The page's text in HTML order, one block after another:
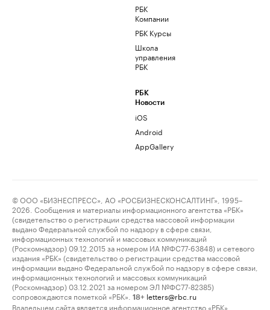
РБК
Компании
РБК Курсы
Школа
управления
РБК
РБК
Новости
iOS
Android
AppGallery
© ООО «БИЗНЕСПРЕСС», АО «РОСБИЗНЕСКОНСАЛТИНГ», 1995–
2026. Сообщения и материалы информационного агентства «РБК»
(свидетельство о регистрации средства массовой информации
выдано Федеральной службой по надзору в сфере связи,
информационных технологий и массовых коммуникаций
(Роскомнадзор) 09.12.2015 за номером ИА №ФС77-63848) и сетевого
издания «РБК» (свидетельство о регистрации средства массовой
информации выдано Федеральной службой по надзору в сфере связи,
информационных технологий и массовых коммуникаций
(Роскомнадзор) 03.12.2021 за номером ЭЛ №ФС77-82385)
сопровождаются пометкой «РБК».
18+ letters@rbc.ru
Владельцем сайта является информационное агентство «РБК».